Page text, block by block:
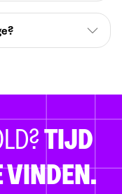
TIJD
VINDEN.